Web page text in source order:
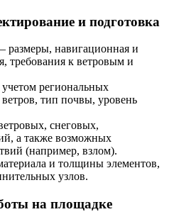
и подготовка
размеры, навигационная и
требования к ветровым и
учетом региональных
ветров, тип почвы, уровень
снеговых,
а также возможных
(например, взлом).
и толщины элементов,
узлов.
на площадке